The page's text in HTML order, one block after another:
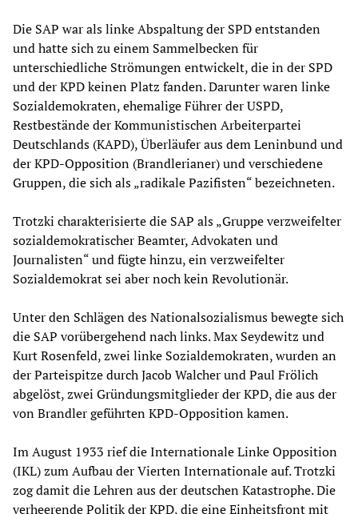
Die SAP war als linke Abspaltung der SPD entstanden
und hatte sich zu einem Sammelbecken für
unterschiedliche Strömungen entwickelt, die in der SPD
und der KPD keinen Platz fanden. Darunter waren linke
Sozialdemokraten, ehemalige Führer der USPD,
Restbestände der Kommunistischen Arbeiterpartei
Deutschlands (KAPD), Überläufer aus dem Leninbund und
der KPD-Opposition (Brandlerianer) und verschiedene
Gruppen, die sich als „radikale Pazifisten“ bezeichneten.
Trotzki charakterisierte die SAP als „Gruppe verzweifelter
sozialdemokratischer Beamter, Advokaten und
Journalisten“ und fügte hinzu, ein verzweifelter
Sozialdemokrat sei aber noch kein Revolutionär.
Unter den Schlägen des Nationalsozialismus bewegte sich
die SAP vorübergehend nach links. Max Seydewitz und
Kurt Rosenfeld, zwei linke Sozialdemokraten, wurden an
der Parteispitze durch Jacob Walcher und Paul Frölich
abgelöst, zwei Gründungsmitglieder der KPD, die aus der
von Brandler geführten KPD-Opposition kamen.
Im August 1933 rief die Internationale Linke Opposition
(IKL) zum Aufbau der Vierten Internationale auf. Trotzki
zog damit die Lehren aus der deutschen Katastrophe. Die
verheerende Politik der KPD, die eine Einheitsfront mit